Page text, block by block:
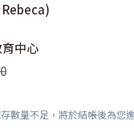
中心
數量不足，將於結帳後為您